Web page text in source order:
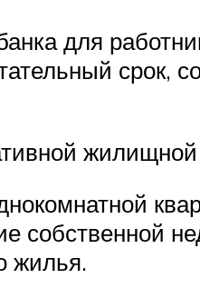
для
собственной
жилья.